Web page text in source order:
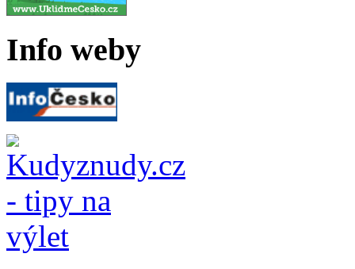
Info weby